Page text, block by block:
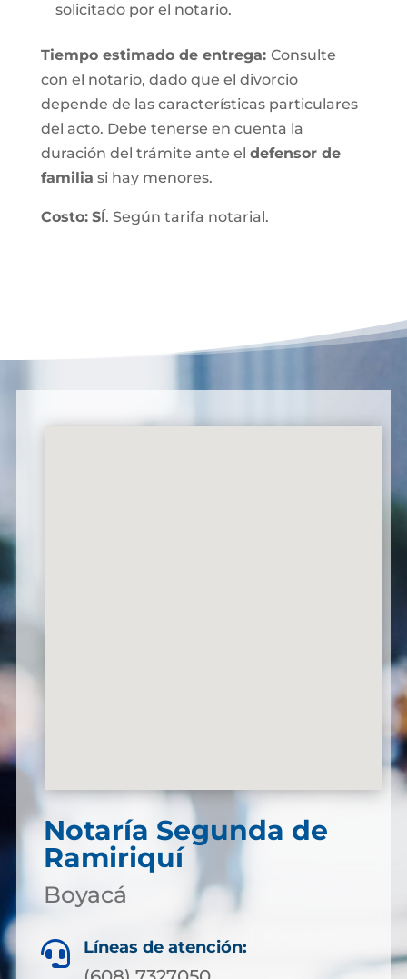
solicitado por el notario.
Tiempo estimado de entrega: Consulte
con el notario, dado que el divorcio
depende de las características particulares
del acto. Debe tenerse en cuenta la
duración del trámite ante el defensor de
familia si hay menores.
Costo: SÍ. Según tarifa notarial.
Notaría Segunda de
Ramiriquí
Boyacá
 Líneas de atención: